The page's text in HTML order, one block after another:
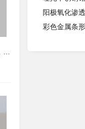
阳极氧化渗
彩色金属条